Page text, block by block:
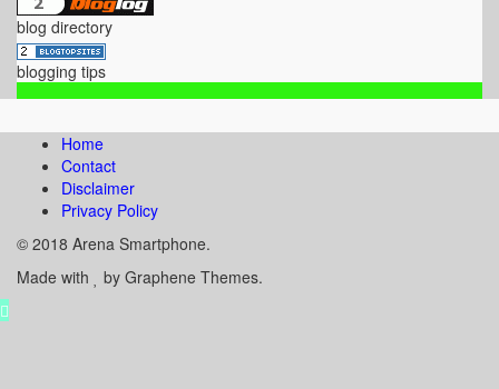
blog directory
blogging tips
Home
Contact
Disclaimer
Privacy Policy
© 2018 Arena Smartphone.
Made with
by Graphene Themes.